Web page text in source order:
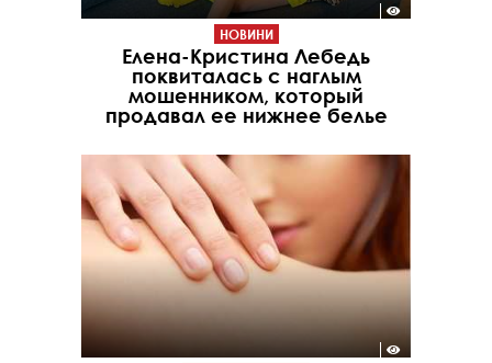
НОВИНИ
Елена-Кристина Лебедь
поквиталась с наглым
мошенником, который
продавал ее нижнее белье